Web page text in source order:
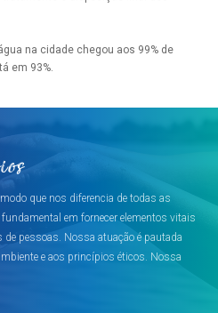
na cidade chegou aos 99% de
em 93%.
que nos diferencia de todas as
em fornecer elementos vitais
de pessoas. Nossa atuação é pautada
e aos princípios éticos. Nossa